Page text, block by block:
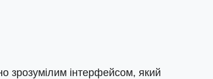
зрозумілим інтерфейсом, який